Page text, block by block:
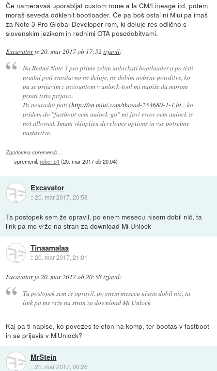
Če nameravaš uporabljat custom rome a la CM/Lineage itd, potem
moraš seveda odklenit bootloader. Če pa boš ostal ni Miui pa imaš
za Note 3 Pro Global Developer rom, ki deluje res odlično s
slovenskim jezikom in rednimi OTA posodobitvami.
Excavatorje20. mar 2017 ob 17:52 izjavil:
Na Redmi Note 3 pro prime zelim unlockati bootloader a po tisti
uradni poti enostavno ne deluje, ne dobim nobene potrditve, ko
pa se prijavim z accountom v unlock-tool mi napiše da moram
pisati tisto prijavo.
Po neuradni poti (http://en.miui.com/thread-253680-1-1.ht... ko
pridem do "fastboot oem unlock-go" mi javi error oem unlock is
not allowed. Imam vklopljen developer options in vse potrebne
nastavitve.
Zgodovina sprememb…
spremenil:roberto1 (20. mar 2017 ob 20:04)
Excavator
::20. mar 2017, 20:58
Ta postopek sem že opravil, po enem mesecu nisem dobil nič, ta
link pa me vrže na stran za download Mi Unlock
Tinaamalaa
::20. mar 2017, 21:01
Excavatorje20. mar 2017 ob 20:58izjavil:
Ta postopek sem že opravil, po enem mesecu nisem dobil nič, ta
link pa me vrže na stran za download Mi Unlock
Kaj pa ti napise, ko povezes telefon na komp, ter bootas v fastboot
in se prijavis v MiUnlock?
MrStein
::21. mar 2017, 00:26